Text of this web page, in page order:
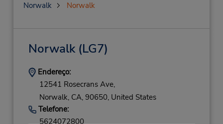
Norwalk
Norwalk
Norwalk(LG7)
Endereço:
12541 Rosecrans Ave,
Norwalk, CA, 90650, United States
Telefone:
5624072800